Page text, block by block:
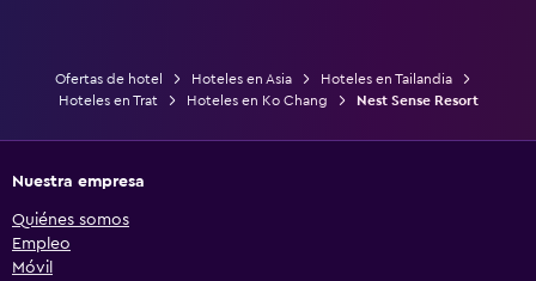
Ofertas de hotel Hoteles en Asia
Hoteles en Tailandia
Hoteles en Trat
Hoteles en Ko Chang Nest Sense Resort
Nuestra empresa
Quiénes somos
Empleo
Móvil